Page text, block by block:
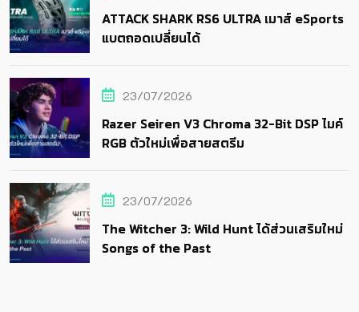
ATTACK SHARK RS6 ULTRA เมาส์ eSports
แบตถอดเปลี่ยนได้
23/07/2026
Razer Seiren V3 Chroma 32-Bit DSP ไมค์
RGB ตัวใหม่เพื่อสายสตรีม
23/07/2026
The Witcher 3: Wild Hunt ได้ส่วนเสริมใหม่
Songs of the Past